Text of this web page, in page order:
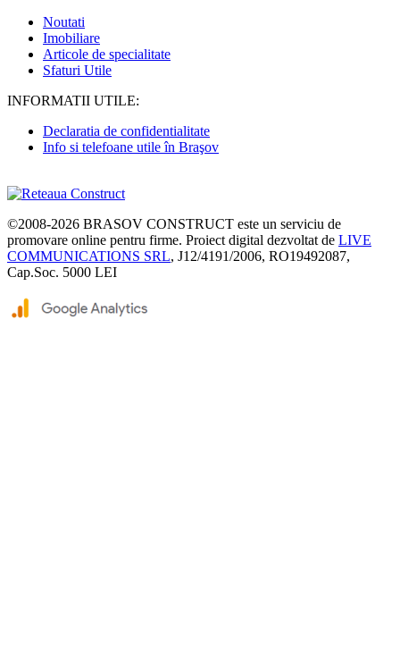
Noutati
Imobiliare
Articole de specialitate
Sfaturi Utile
INFORMATII UTILE:
Declaratia de confidentialitate
Info si telefoane utile în Braşov
©2008-2026 BRASOV CONSTRUCT este un serviciu de
promovare online pentru firme. Proiect digital dezvoltat de LIVE
COMMUNICATIONS SRL, J12/4191/2006, RO19492087,
Cap.Soc. 5000 LEI